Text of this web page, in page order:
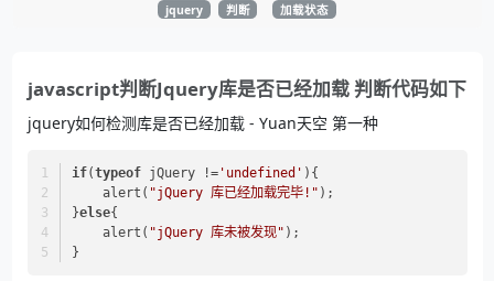
jquery 判断 加载状态
javascript判断Jquery库是否已经加载 判断代码如下
jquery如何检测库是否已经加载 - Yuan天空 第一种
if(typeof jQuery !='undefined' ){
    alert(
"jQuery 库已经加载完毕!" );
}else{
    alert(
"jQuery 库未被发现" );
}